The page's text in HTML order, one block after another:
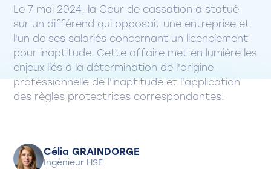
Le 7 mai 2024, la Cour de cassation a statué
sur un différend qui opposait une entreprise et
l'un de ses salariés concernant un licenciement
pour inaptitude. Cette affaire met en lumière les
enjeux liés à la détermination de l'origine
professionnelle de l'inaptitude et l'application
des règles protectrices correspondantes.
Célia GRAINDORGE
Ingénieur HSE